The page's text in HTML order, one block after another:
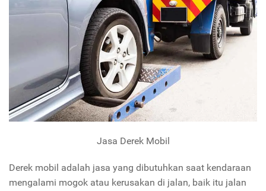
Jasa Derek Mobil
Derek mobil adalah jasa yang dibutuhkan saat kendaraan
mengalami mogok atau kerusakan di jalan, baik itu jalan